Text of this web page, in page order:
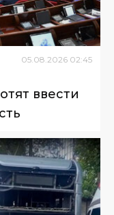
05.08.2026 02:45
ввести